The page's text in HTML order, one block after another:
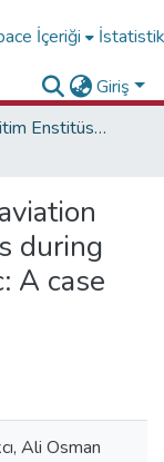
İçeriği
Giriş
Lisansüstü Eğitim Enstitüsü Tez Koleksiyonu
during
A case
Ali Osman